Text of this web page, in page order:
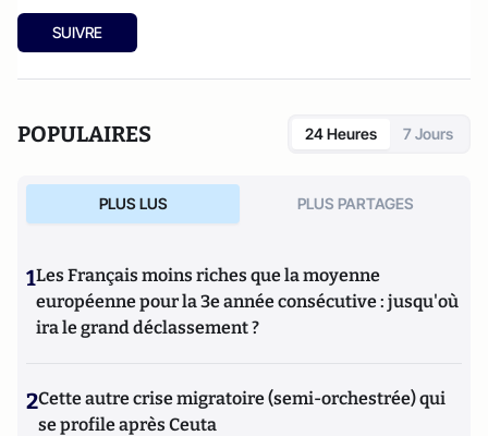
SUIVRE
POPULAIRES 24 Heures 7 Jours
PLUS LUS PLUS PARTAGES
1Les Français moins riches que la moyenne
européenne pour la 3e année consécutive : jusqu'où
ira le grand déclassement ?
2Cette autre crise migratoire (semi-orchestrée) qui
se profile après Ceuta